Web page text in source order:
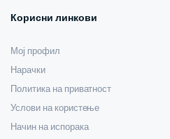
Корисни линкови
Мој профил
Нарачки
Политика на приватност
Услови на користење
Начин на испорака